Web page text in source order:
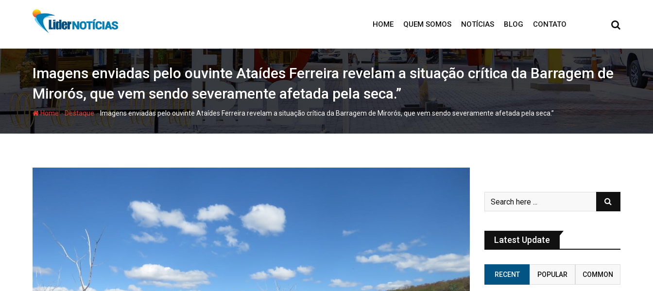
HOME QUEM SOMOS NOTÍCIAS BLOG CONTATO
Imagens enviadas pelo ouvinte Ataídes Ferreira revelam a situação crítica da Barragem de
Mirorós, que vem sendo severamente afetada pela seca.”
Home-Destaque-Imagens enviadas pelo ouvinte Ataídes Ferreira revelam a situação crítica da Barragem de Mirorós, que vem sendo severamente afetada pela seca.”
Latest Update
RECENT POPULAR COMMON